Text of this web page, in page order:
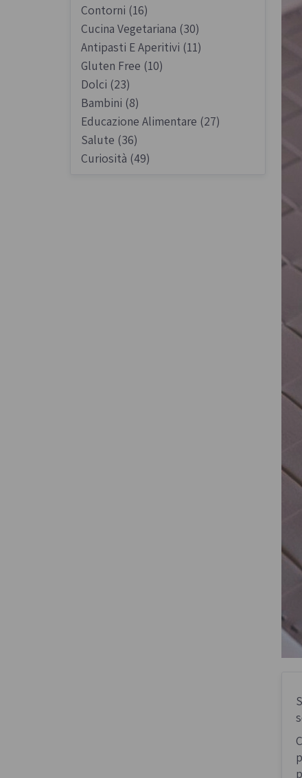
Biscotti, cioccolato e
dolci
Biscotti artigianali
Dolci tipici siciliani
Cioccolato di Modica
Occasioni al Cioccolato
Contorni (16)
Cucina Vegetariana (30)
Antipasti E Aperitivi (11)
Gluten Free (10)
Dolci (23)
Bambini (8)
Educazione Alimentare (27)
Salute (36)
Curiosità (49)